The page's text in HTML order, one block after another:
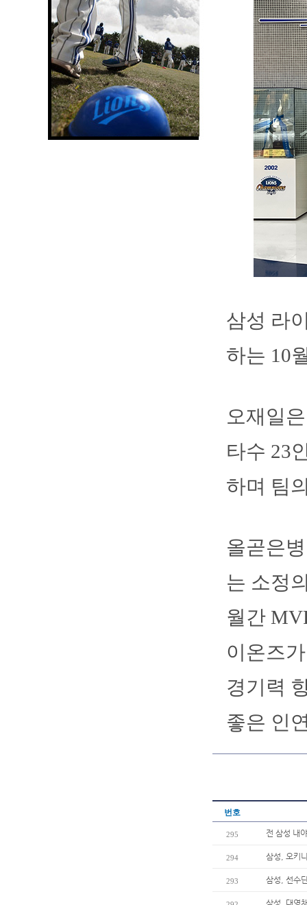
삼성 라
하는 10
오재일
타수 23
하며 팀
올곧은
는 소정
월간
이온즈
경기력
좋은 인
번호
295 전 삼성 내
294 삼성, 오키
293 삼성, 선수
삼성, 대영